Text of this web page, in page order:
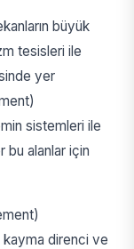
büyük
tesisleri ile
yer
sistemleri ile
bu alanlar için
kayma direnci ve